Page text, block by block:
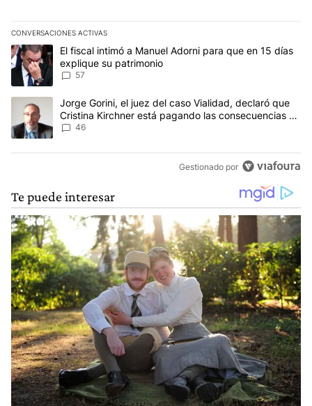
CONVERSACIONES ACTIVAS
Este listado muestra los artículos con más comentarios en los
Un artículo de tendencia con el título "El fiscal intimó a Manuel
El fiscal intimó a Manuel Adorni para que en 15 días
explique su patrimonio
57
Un artículo de tendencia con el título "Jorge Gorini, el juez del
Jorge Gorini, el juez del caso Vialidad, declaró que
Cristina Kirchner está pagando las consecuencias de
cometer "un delito comprobado"
46
Gestionado por